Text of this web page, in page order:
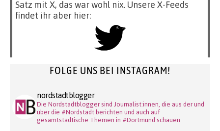
Satz mit X, das war wohl nix. Unsere X-Feeds
findet ihr aber hier:
FOLGE UNS BEI INSTAGRAM!
nordstadtblogger
Die Nordstadtblogger sind Journalist:innen, die aus der und
über die #Nordstadt berichten und auch auf
gesamtstädtische Themen in #Dortmund schauen